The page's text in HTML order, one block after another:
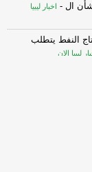
ال -
اخبار ليبيا
النفط يتطلب
ليبيا الان